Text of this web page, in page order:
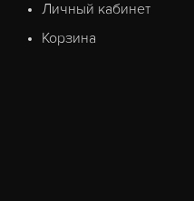
Личный кабинет
Корзина